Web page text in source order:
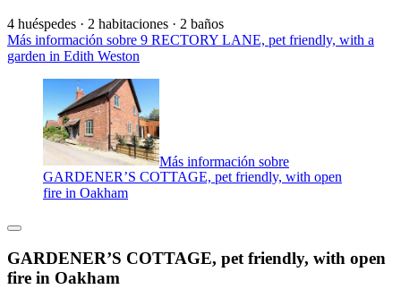
4 huéspedes · 2 habitaciones · 2 baños
Más información sobre 9 RECTORY LANE, pet friendly, with a
garden in Edith Weston
Más información sobre
GARDENER’S COTTAGE, pet friendly, with open
fire in Oakham
GARDENER’S COTTAGE, pet friendly, with open
fire in Oakham